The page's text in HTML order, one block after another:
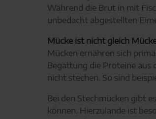
Während die Brut in mit
unbedacht abgestellten
Mücke ist nicht gleich
Mücken ernähren sich
Begattung die Proteine
nicht stechen. So sind
Bei den Stechmücken gibt
können. Hierzulande ist